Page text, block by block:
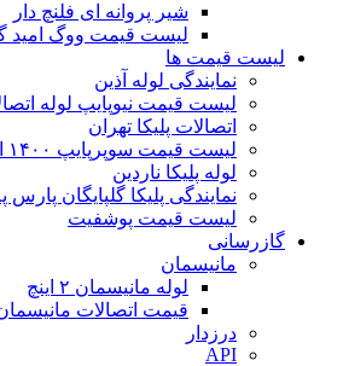
شیر پروانه ای فلنچ دار
لیست قیمت ووگ امید
لیست قیمت ها
نمایندگی لوله آذین
لیست قیمت نیوپایپ لوله
اتصالات پلیکا تهران
لیست قیمت سوپرپایپ ۱۴۰۰ ارایه بیشترین تخفیف ممکن
لوله پلیکا ناردین
نمایندگی پلیکا گلپایگان پارس
لیست قیمت پوشفیت
گازرسانی
مانیسمان
لوله مانیسمان ۲ اینچ
قیمت اتصالات
درزدار
API